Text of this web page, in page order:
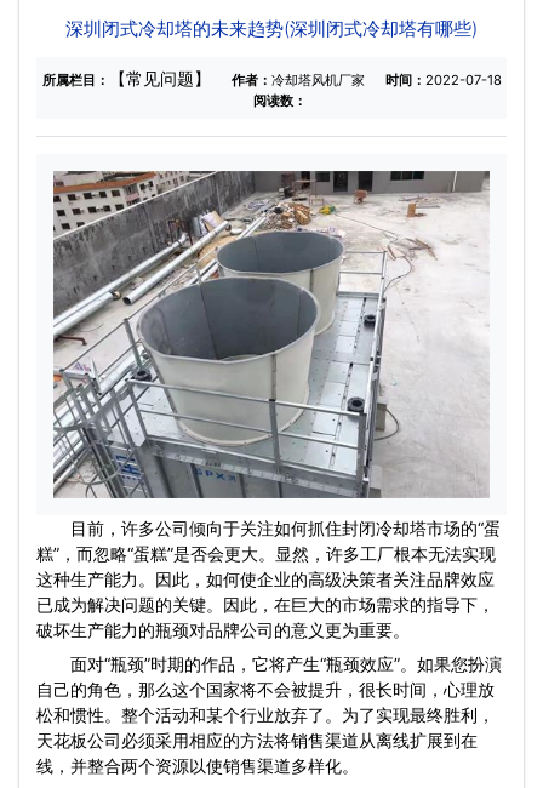
深圳闭式冷却塔的未来趋势(深圳闭式冷却塔有哪些)
所属栏目： 【常见问题】 作者： 冷却塔风机厂家 时间： 2022-07-18
阅读数：
目前，许多公司倾向于关注如何抓住封闭冷却塔市场的“蛋
糕”，而忽略“蛋糕”是否会更大。显然，许多工厂根本无法实现
这种生产能力。因此，如何使企业的高级决策者关注品牌效应
已成为解决问题的关键。因此，在巨大的市场需求的指导下，
破坏生产能力的瓶颈对品牌公司的意义更为重要。
面对“瓶颈”时期的作品，它将产生“瓶颈效应”。如果您扮演
自己的角色，那么这个国家将不会被提升，很长时间，心理放
松和惯性。整个活动和某个行业放弃了。为了实现最终胜利，
天花板公司必须采用相应的方法将销售渠道从离线扩展到在
线，并整合两个资源以使销售渠道多样化。